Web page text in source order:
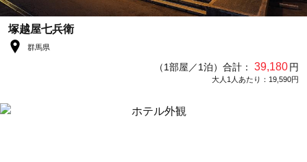
塚越屋七兵衛
群馬県
（1部屋／1泊）合計： 39,180円
大人1人あたり：19,590円